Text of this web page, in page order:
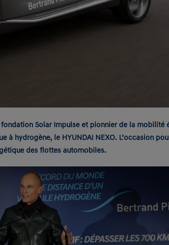
Solar Impulse et pionnier de la
à hydrogène, le HYUNDAI NEXO. L’occasion
des flottes automobiles.